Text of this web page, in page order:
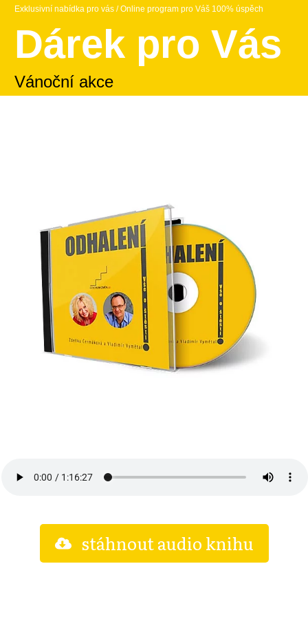
Exklusivní nabídka pro vás / Online program pro Váš 100% úspěch
Dárek pro Vás
Vánoční akce
stáhnout audio knihu